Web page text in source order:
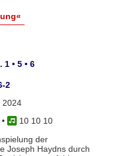
• 5 • 6
2
2024
•
10 10 10
der
Joseph Haydns durch